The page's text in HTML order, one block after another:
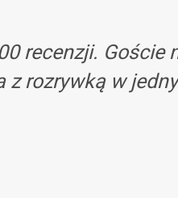
recenzji. Goście
z rozrywką w